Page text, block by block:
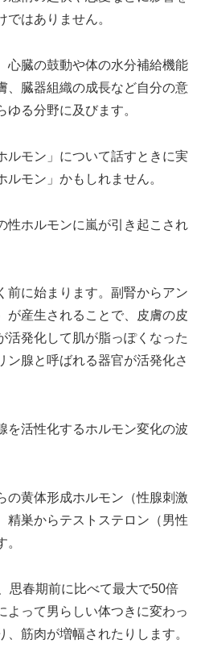
はありません。
心臓の鼓動や体の水分補給機能
、臓器組織の成長など自分の意
る分野に及びます。
ルモン」について話すときに実
モン」かもしれません。
性ホルモンに嵐が引き起こされ
前に始まります。副腎からアン
が産生されることで、皮膚の皮
活発化して肌が脂っぽくなった
ン腺と呼ばれる器官が活発化さ
を活性化するホルモン変化の波
の黄体形成ホルモン（性腺刺激
精巣からテストステロン（男性
思春期前に比べて最大で50倍
よって男らしい体つきに変わっ
筋肉が増幅されたりします。